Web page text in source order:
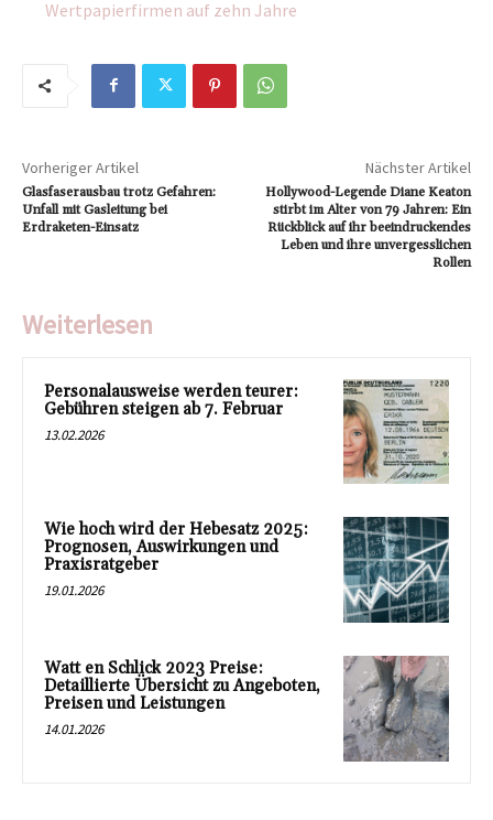
Wertpapierfirmen auf zehn Jahre
Vorheriger Artikel
Glasfaserausbau trotz Gefahren:
Unfall mit Gasleitung bei
Erdraketen-Einsatz
Nächster Artikel
Hollywood-Legende Diane Keaton
stirbt im Alter von 79 Jahren: Ein
Rückblick auf ihr beeindruckendes
Leben und ihre unvergesslichen
Rollen
Weiterlesen
Personalausweise werden teurer:
Gebühren steigen ab 7. Februar
13.02.2026
Wie hoch wird der Hebesatz 2025:
Prognosen, Auswirkungen und
Praxisratgeber
19.01.2026
Watt en Schlick 2023 Preise:
Detaillierte Übersicht zu Angeboten,
Preisen und Leistungen
14.01.2026